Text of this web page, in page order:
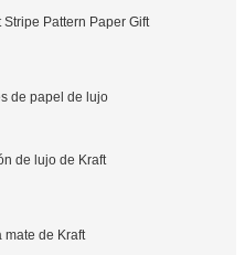
Pattern Paper Gift
de papel de lujo
de lujo de Kraft
mate de Kraft